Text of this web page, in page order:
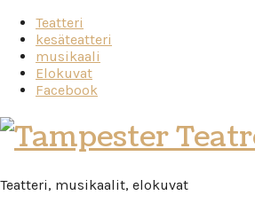
Teatteri
kesäteatteri
musikaali
Elokuvat
Facebook
Tampester
Teatro
Teatteri, musikaalit, elokuvat